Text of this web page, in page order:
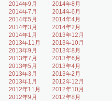
2014年9月
2014年8月
2014年7月
2014年6月
2014年5月
2014年4月
2014年3月
2014年2月
2014年1月
2013年12月
2013年11月
2013年10月
2013年9月
2013年8月
2013年7月
2013年6月
2013年5月
2013年4月
2013年3月
2013年2月
2013年1月
2012年12月
2012年11月
2012年10月
2012年9月
2012年8月